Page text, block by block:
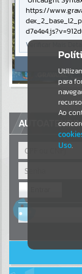
Resultados
Portais
NOTÍCIAS
para
Ao
Uso.
Isto
https://
Verificar Mais